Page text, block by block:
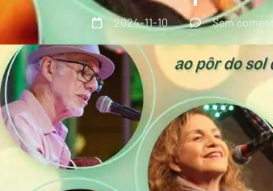
2024-11-10 Sem